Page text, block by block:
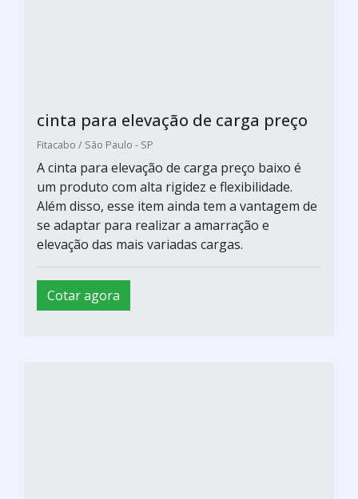
cinta para elevação de carga preço
Fitacabo / São Paulo - SP
A cinta para elevação de carga preço baixo é
um produto com alta rigidez e flexibilidade.
Além disso, esse item ainda tem a vantagem de
se adaptar para realizar a amarração e
elevação das mais variadas cargas.
Cotar agora